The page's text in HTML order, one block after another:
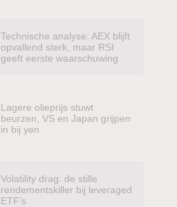
Technische analyse: AEX blijft
opvallend sterk, maar RSI
geeft eerste waarschuwing
Lagere olieprijs stuwt
beurzen, VS en Japan grijpen
in bij yen
Volatility drag: de stille
rendementskiller bij leveraged
ETF’s